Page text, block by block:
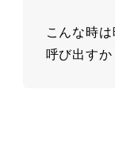
こんな時
呼び出すか